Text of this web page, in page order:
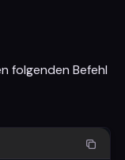
folgenden Befehl